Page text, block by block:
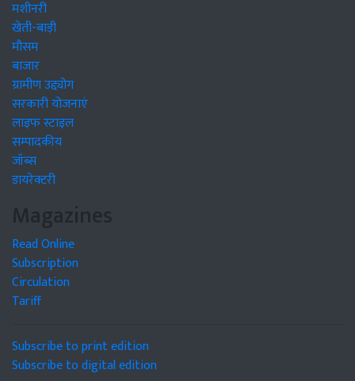
मशीनरी
खेती-बाड़ी
मौसम
बाजार
ग्रामीण उद्द्योग
सरकारी योजनाएं
लाइफ स्टाइल
सम्पादकीय
जॉब्स
डायरेक्टरी
Magazines
Read Online
Subscription
Circulation
Tariff
Subscribe to print edition
Subscribe to digital edition